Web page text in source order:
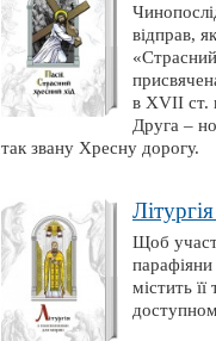
відправ,
в XVII ст.
Друга –
так звану Хресну дорогу.
Щоб
містить